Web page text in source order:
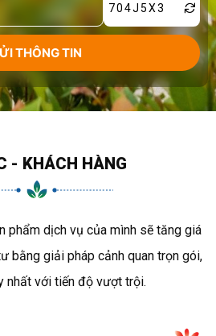
704J5X3
- KHÁCH HÀNG
phẩm dịch vụ của mình sẽ tăng giá
bằng giải pháp cảnh quan trọn gói,
nhất với tiến độ vượt trội.